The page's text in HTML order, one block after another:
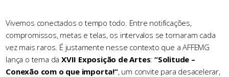
Vivemos conectados o tempo todo. Entre notificações,
compromissos, metas e telas, os intervalos se tornaram cada
vez mais raros. É justamente nesse contexto que a AFFEMG
lança o tema daXVII Exposição de Artes:“Solitude –
Conexão com o que importa!”, um convite para desacelerar,